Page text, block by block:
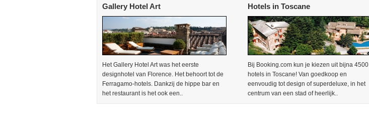
Gallery Hotel Art
Het Gallery Hotel Art was het eerste
designhotel van Florence. Het behoort tot de
Ferragamo-hotels. Dankzij de hippe bar en
het restaurant is het ook een..
Hotels in Toscane
Bij Booking.com kun je kiezen uit bijna 4500
hotels in Toscane! Van goedkoop en
eenvoudig tot design of superdeluxe, in het
centrum van een stad of heerlijk..